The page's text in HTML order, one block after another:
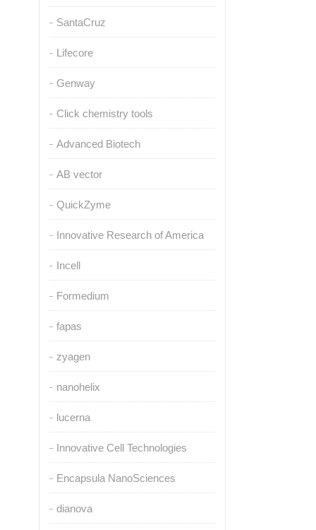
SantaCruz
Lifecore
Genway
Click chemistry tools
Advanced Biotech
AB vector
QuickZyme
Innovative Research of America
Incell
Formedium
fapas
zyagen
nanohelix
lucerna
Innovative Cell Technologies
Encapsula NanoSciences
dianova